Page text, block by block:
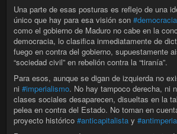
Una parte de esas posturas es reflejo de una
único que hay para esa visión son #democracia
como el gobierno de Maduro no cabe en la
democracia, lo clasifica inmediatamente de
fuego en contra del gobierno, supuestamente
“sociedad civil” en rebelión contra la “tiranía”.
Para esos, aunque se digan de izquierda no
ni #imperialismo. No hay tampoco derecha, ni
clases sociales desaparecen, disueltas en la
pelea en contra del Estado. No toman en
proyecto histórico #anticapitalista y